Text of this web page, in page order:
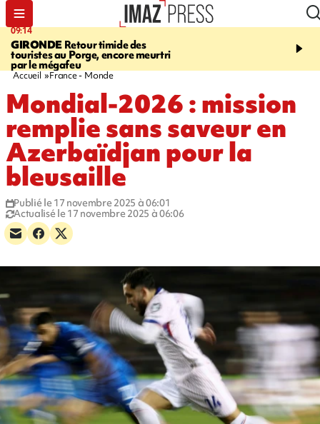
09:14
GIRONDE Retour timide des
touristes au Porge, encore meurtri
par le mégafeu
13:09
Des
font cinq morts en
Accueil France - Monde
Mondial-2026 : mission
remplie sans saveur en
Azerbaïdjan pour la
bleusaille
Publié le 17 novembre 2025 à 06:01
Actualisé le 17 novembre 2025 à 06:06